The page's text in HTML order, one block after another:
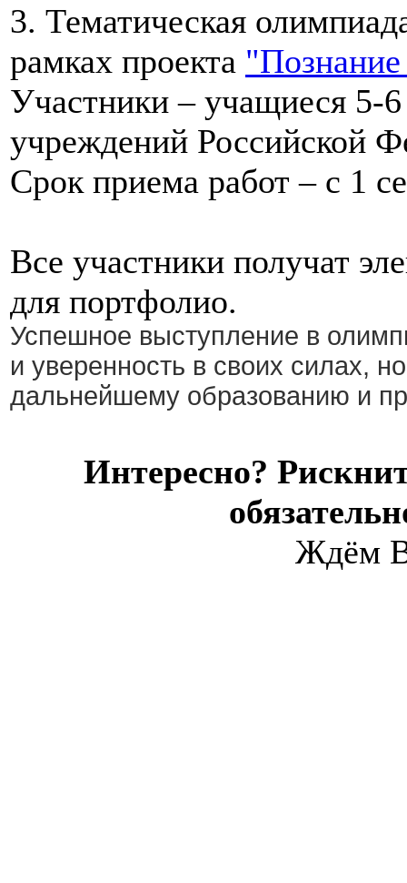
3. Тематическая
рамках проекта "Познание
Участники – учащиеся 5-
учреждений Российской
Срок приема работ – с 1
Все участники получат
для портфолио.
Успешное выступление в
и уверенность в своих силах,
дальнейшему образованию и
Интересно?
Ждём